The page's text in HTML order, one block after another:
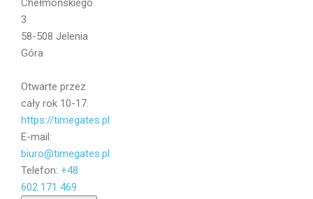
Chełmońskiego
3
58-508 Jelenia
Góra
Otwarte przez
cały rok 10-17.
https://timegates.pl
E-mail:
biuro@timegates.pl
Telefon: +48
602 171 469
Wyślij